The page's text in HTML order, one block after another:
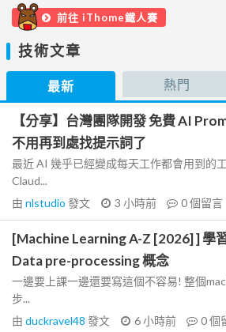
前往 iThome鐵人賽
技術文章
最新 熱門
【分享】台灣團隊開發 免費 AI
不用再到處找提示詞了
最近 AI 幾乎已經變成每天工作都會用到的
Claud...
由 nlstudio 發文 3 小時前 0個留言
[Machine Learning A-Z [2026] ] 學
Data pre-processing 概念
一邊要上課一邊還要寫這個不容易! 整個
步...
由 duckravel48 發文 6 小時前 0個